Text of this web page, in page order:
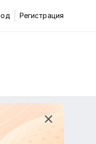
Регистрация